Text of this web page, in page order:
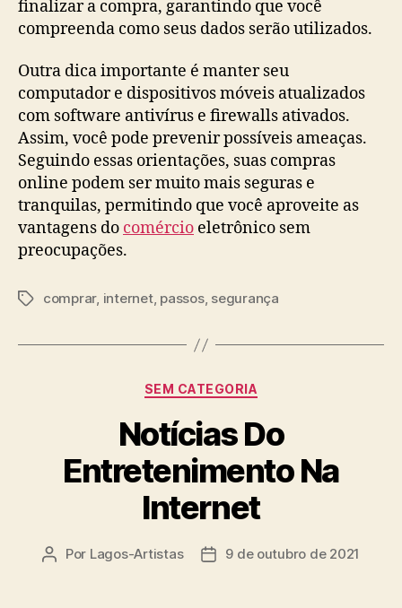
finalizar a compra, garantindo que você
compreenda como seus dados serão utilizados.
Outra dica importante é manter seu
computador e dispositivos móveis atualizados
com software antivírus e firewalls ativados.
Assim, você pode prevenir possíveis ameaças.
Seguindo essas orientações, suas compras
online podem ser muito mais seguras e
tranquilas, permitindo que você aproveite as
vantagens do comércio eletrônico sem
preocupações.
Tagscomprar, internet, passos, segurança
Categorias
SEM CATEGORIA
Notícias Do
Entretenimento Na
Internet
Autor
Por Lagos-Artistas
Data9 de outubro de 2021